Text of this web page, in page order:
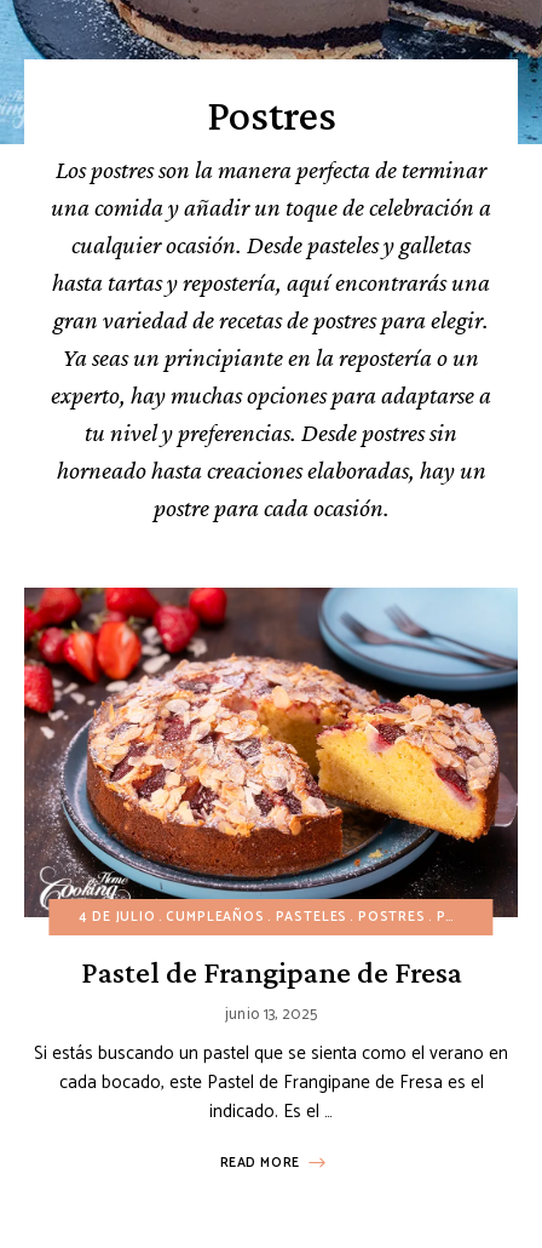
Postres
Los postres son la manera perfecta de terminar
una comida y añadir un toque de celebración a
cualquier ocasión. Desde pasteles y galletas
hasta tartas y repostería, aquí encontrarás una
gran variedad de recetas de postres para elegir.
Ya seas un principiante en la repostería o un
experto, hay muchas opciones para adaptarse a
tu nivel y preferencias. Desde postres sin
horneado hasta creaciones elaboradas, hay un
postre para cada ocasión.
4 DE JULIO CUMPLEAÑOS PASTELES POSTRES POSTRES DE FRUTAS
Pastel de Frangipane de Fresa
junio 13, 2025
Si estás buscando un pastel que se sienta como el verano en
cada bocado, este Pastel de Frangipane de Fresa es el
indicado. Es el …
READ MORE